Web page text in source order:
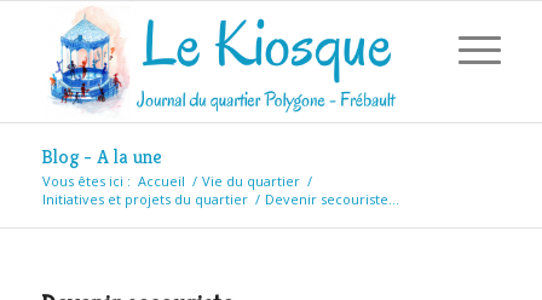
Blog - A la une
Vous êtes ici : Accueil / Vie du quartier /
Initiatives et projets du quartier / Devenir secouriste…